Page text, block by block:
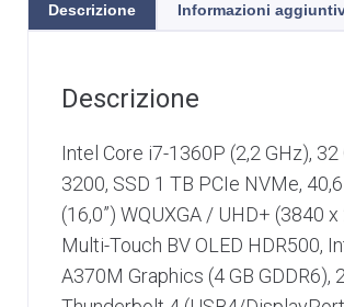
Descrizione Informazioni
Descrizione
Intel Core i7-1360P (2,2 GHz), 32
3200, SSD 1 TB PCIe NVMe,
(16,0”) WQUXGA / UHD+ (3840
Multi-Touch BV OLED HDR500,
A370M Graphics (4 GB GDDR6),